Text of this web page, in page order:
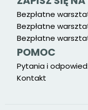
Bezpłatne
Bezpłatne
Bezpłatne
POMOC
Pytania i
Kontakt